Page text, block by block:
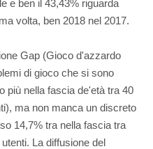
e ben il 43,43% riguarda
volta, ben 2018 nel 2017.
Gap (Gioco d'azzardo
di gioco che si sono
più nella fascia de'età tra 40
ma non manca un discreto
14,7% tra nella fascia tra
La diffusione del